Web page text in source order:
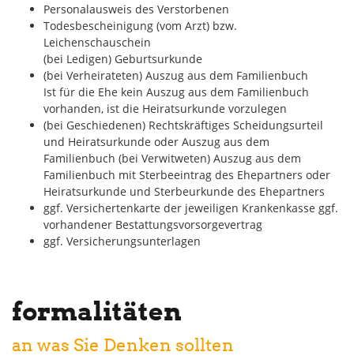
Personalausweis des Verstorbenen
Todesbescheinigung (vom Arzt) bzw.
Leichenschauschein
(bei Ledigen) Geburtsurkunde
(bei Verheirateten) Auszug aus dem Familienbuch
Ist für die Ehe kein Auszug aus dem Familienbuch
vorhanden, ist die Heiratsurkunde vorzulegen
(bei Geschiedenen) Rechtskräftiges Scheidungsurteil
und Heiratsurkunde oder Auszug aus dem
Familienbuch (bei Verwitweten) Auszug aus dem
Familienbuch mit Sterbeeintrag des Ehepartners oder
Heiratsurkunde und Sterbeurkunde des Ehepartners
ggf. Versichertenkarte der jeweiligen Krankenkasse ggf.
vorhandener Bestattungsvorsorgevertrag
ggf. Versicherungsunterlagen
formalitäten
an was Sie Denken sollten